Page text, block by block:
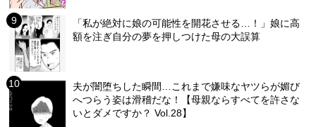
「私が絶対に娘の可能性を開花させる…！」娘に高
額を注ぎ自分の夢を押しつけた母の大誤算
夫が闇堕ちした瞬間…これまで嫌味なヤツらが媚び
へつらう姿は滑稽だな！【母親ならすべてを許さな
いとダメですか？ Vol.28】